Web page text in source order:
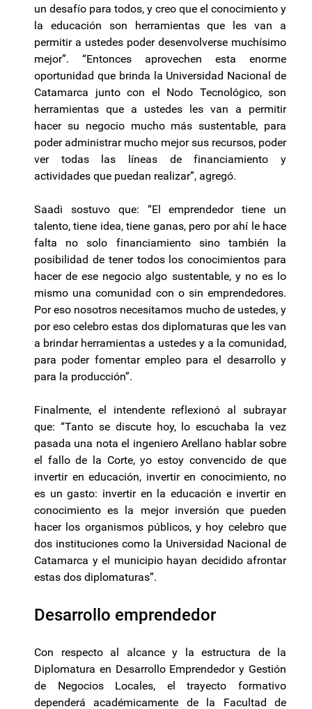
un desafío para todos, y creo que el conocimiento y
la educación son herramientas que les van a
permitir a ustedes poder desenvolverse muchísimo
mejor”. “Entonces aprovechen esta enorme
oportunidad que brinda la Universidad Nacional de
Catamarca junto con el Nodo Tecnológico, son
herramientas que a ustedes les van a permitir
hacer su negocio mucho más sustentable, para
poder administrar mucho mejor sus recursos, poder
ver todas las líneas de financiamiento y
actividades que puedan realizar”, agregó.
Saadi sostuvo que: “El emprendedor tiene un
talento, tiene idea, tiene ganas, pero por ahí le hace
falta no solo financiamiento sino también la
posibilidad de tener todos los conocimientos para
hacer de ese negocio algo sustentable, y no es lo
mismo una comunidad con o sin emprendedores.
Por eso nosotros necesitamos mucho de ustedes, y
por eso celebro estas dos diplomaturas que les van
a brindar herramientas a ustedes y a la comunidad,
para poder fomentar empleo para el desarrollo y
para la producción”.
Finalmente, el intendente reflexionó al subrayar
que: “Tanto se discute hoy, lo escuchaba la vez
pasada una nota el ingeniero Arellano hablar sobre
el fallo de la Corte, yo estoy convencido de que
invertir en educación, invertir en conocimiento, no
es un gasto: invertir en la educación e invertir en
conocimiento es la mejor inversión que pueden
hacer los organismos públicos, y hoy celebro que
dos instituciones como la Universidad Nacional de
Catamarca y el municipio hayan decidido afrontar
estas dos diplomaturas”.
Desarrollo emprendedor
Con respecto al alcance y la estructura de la
Diplomatura en Desarrollo Emprendedor y Gestión
de Negocios Locales, el trayecto formativo
dependerá académicamente de la Facultad de